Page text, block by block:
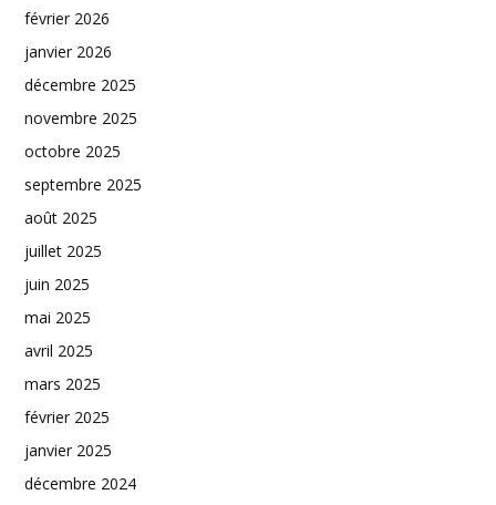
février 2026
janvier 2026
décembre 2025
novembre 2025
octobre 2025
septembre 2025
août 2025
juillet 2025
juin 2025
mai 2025
avril 2025
mars 2025
février 2025
janvier 2025
décembre 2024